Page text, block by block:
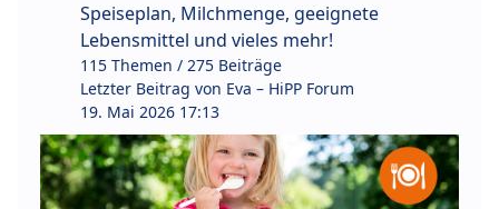
Speiseplan, Milchmenge, geeignete
Lebensmittel und vieles mehr!
115 Themen / 275 Beiträge
Letzter Beitrag von Eva – HiPP Forum
19. Mai 2026 17:13